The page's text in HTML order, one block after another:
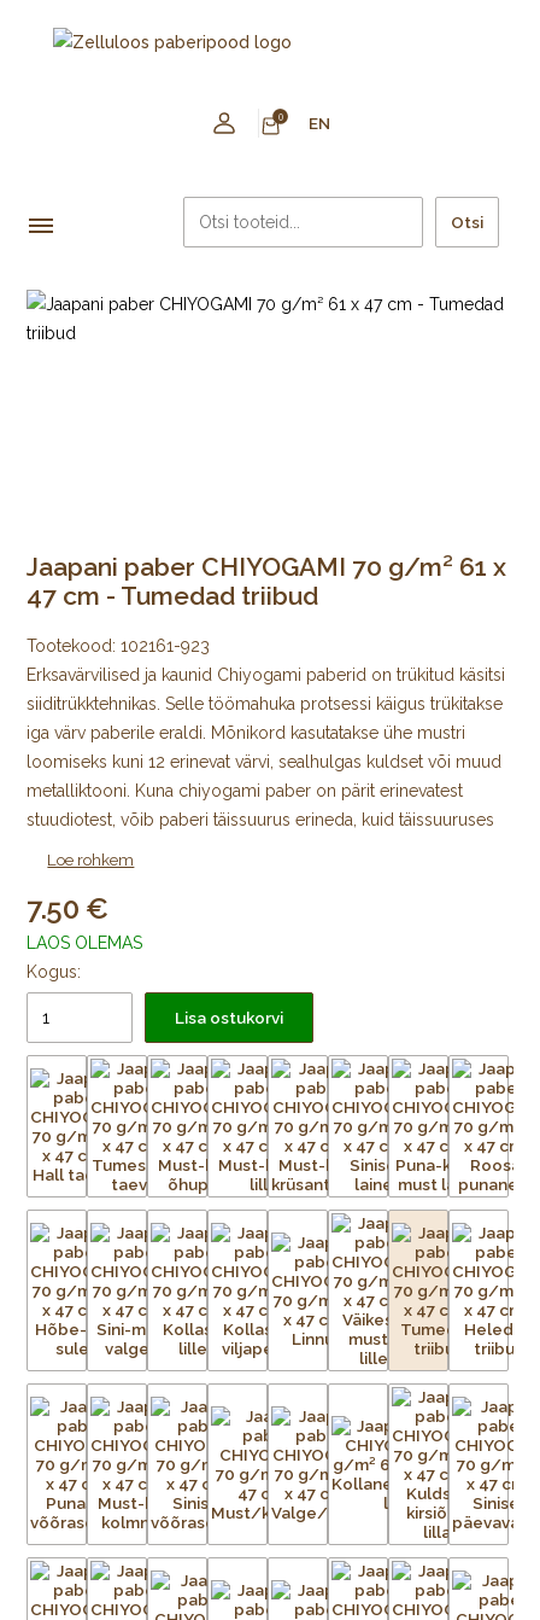
0 EN
Otsi
Jaapani paber CHIYOGAMI 70 g/m² 61 x
47 cm - Tumedad triibud
Tootekood: 102161-923
Erksavärvilised ja kaunid Chiyogami paberid on trükitud käsitsi
siiditrükktehnikas. Selle töömahuka protsessi käigus trükitakse
iga värv paberile eraldi. Mõnikord kasutatakse ühe mustri
loomiseks kuni 12 erinevat värvi, sealhulgas kuldset või muud
metalliktooni. Kuna chiyogami paber on pärit erinevatest
stuudiotest, võib paberi täissuurus erineda, kuid täissuuruses
lehe mustriline ala on alati 64 × 98 cm, mida ümbritseb igast
Algselt Edo ajastul välja töötatud jaapani värviliste
kujundustega mooruspuupaberid trükiti puulõigete abil
väikeste kodutarvikute katmiseks ja pabernukkude
meisterdamiseks. Tänapäeval trükitakse Chiyogamit kõikjal
Jaapanis käsitsi siiditrükis väikestes stuudiotes. Trükkimiseks
kasutatakse pleekimiskindlaid pigmente. Uusi mustreid, nii
traditsioonilisi kui ka kaasaegseid, toodetakse pidevalt
lõpututes värvikombinatsioonides.
Paberid on väga sitked ja tugevad, ning sobivad ideaalselt
raamatute, purkide ja karpide katmiseks, kaartide ning
kollaažide tegemiseks, fotode ja kunstiteoste taustaks või
raamaturiiulitele ja seintele aktsendiks. Võimalused on
piiramatud!
Chiyogami imitatsiooniga pabereid toodetakse praegu
ofsettrükiga teistes Aasia riikides. Ärge laske end petta
madalama kvaliteediga imitatsioonidest, mis tõenäoliselt
pleegivad kiiremini ja aluspaber millele trükitakse ei ole nii
tugev ja sitke kui originaalpaberitel. Ehtsate Jaapani siiditrükiste
erksuse ja tugevusega need ei võistle.
Iga Chiyogami lehe valmistamine on uskumatult töömahukas
protsess. Esialgsest kujutisest tuleb valmistada terve hulk
mustriga trükivõrke, mis on terve paberilehe suurused, üks
Loe rohkem
7.50
LAOS OLEMAS
Kogus:
Lisa ostukorvi